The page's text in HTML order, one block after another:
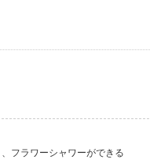
フラワーシャワーができる